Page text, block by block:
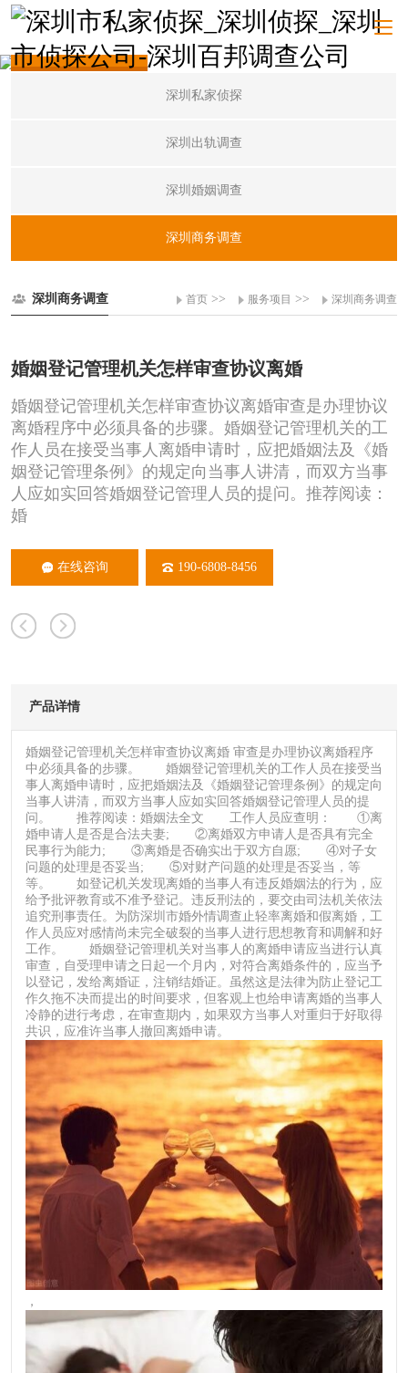
服务项目
深圳私家侦探
深圳出轨调查
深圳婚姻调查
深圳商务调查
深圳商务调查 首页 >> 服务项目 >> 深圳商务调查
婚姻登记管理机关怎样审查协议离婚
婚姻登记管理机关怎样审查协议离婚审查是办理协议
离婚程序中必须具备的步骤。婚姻登记管理机关的工
作人员在接受当事人离婚申请时，应把婚姻法及《婚
姻登记管理条例》的规定向当事人讲清，而双方当事
人应如实回答婚姻登记管理人员的提问。推荐阅读：
婚
在线咨询 190-6808-8456
产品详情
婚姻登记管理机关怎样审查协议离婚 审查是办理协议离婚程序
中必须具备的步骤。 婚姻登记管理机关的工作人员在接受当
事人离婚申请时，应把婚姻法及《婚姻登记管理条例》的规定向
当事人讲清，而双方当事人应如实回答婚姻登记管理人员的提
问。 推荐阅读：婚姻法全文 工作人员应查明： ①离
婚申请人是否是合法夫妻; ②离婚双方申请人是否具有完全
民事行为能力; ③离婚是否确实出于双方自愿; ④对子女
问题的处理是否妥当; ⑤对财产问题的处理是否妥当，等
等。 如登记机关发现离婚的当事人有违反婚姻法的行为，应
给予批评教育或不准予登记。违反刑法的，要交由司法机关依法
追究刑事责任。为防深圳市婚外情调查止轻率离婚和假离婚，工
作人员应对感情尚未完全破裂的当事人进行思想教育和调解和好
工作。 婚姻登记管理机关对当事人的离婚申请应当进行认真
审查，自受理申请之日起一个月内，对符合离婚条件的，应当予
以登记，发给离婚证，注销结婚证。虽然这是法律为防止登记工
作久拖不决而提出的时间要求，但客观上也给申请离婚的当事人
冷静的进行考虑，在审查期内，如果双方当事人对重归于好取得
共识，应准许当事人撤回离婚申请。
，